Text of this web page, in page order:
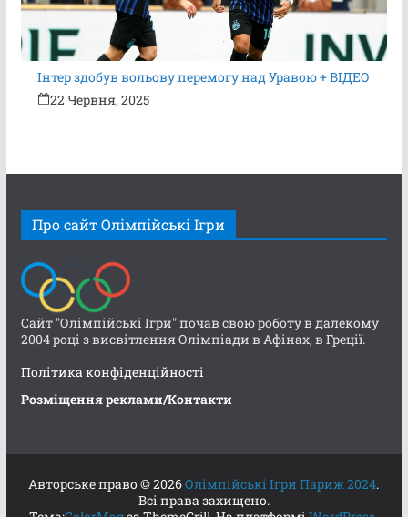
Інтер здобув вольову перемогу над Уравою + ВІДЕО
22 Червня, 2025
Про сайт Олімпійські Ігри
Сайт "Олімпійські Ігри" почав свою роботу в далекому
2004 році з висвітлення Олімпіади в Афінах, в Греції.
Політика конфіденційності
Розміщення реклами/Контакти
Авторське право © 2026Олімпійські Ігри Париж 2024.
Всі права захищено.